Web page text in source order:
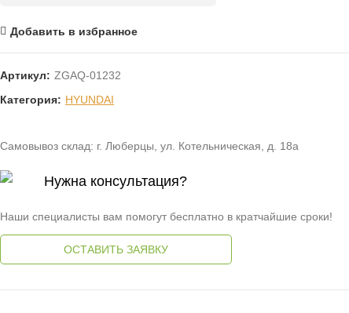
Добавить в избранное
Артикул: ZGAQ-01232
Категория: HYUNDAI
Самовывоз склад: г. Люберцы, ул. Котельническая, д. 18а
Нужна консультация?
Наши специалисты вам помогут бесплатно в кратчайшие сроки!
ОСТАВИТЬ ЗАЯВКУ